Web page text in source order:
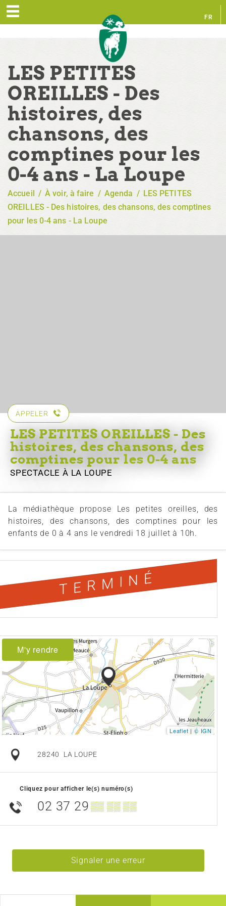
FR
LES PETITES
OREILLES - Des
histoires, des
chansons, des
comptines pour les
0-4 ans - La Loupe
Accueil / À voir, à faire / Agenda / LES PETITES
OREILLES - Des histoires, des chansons, des comptines
pour les 0-4 ans - La Loupe
APPELER
LES PETITES OREILLES - Des
histoires, des chansons, des
comptines pour les 0-4 ans
SPECTACLEÀ LA LOUPE
La médiathèque propose Les petites oreilles, des
histoires, des chansons, des comptines pour les
enfants de 0 à 4 ans le vendredi 18 juillet à 10h.
TERMINÉ
M'y rendre
Leaflet | © IGN
28240 LA LOUPE
Cliquez pour afficher le(s) numéro(s)
02 37 29 ▒▒ ▒▒ ▒▒
Signaler une erreur